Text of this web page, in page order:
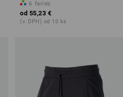
6 farieb
od 55,23 €
(v. DPH) od 10 ks